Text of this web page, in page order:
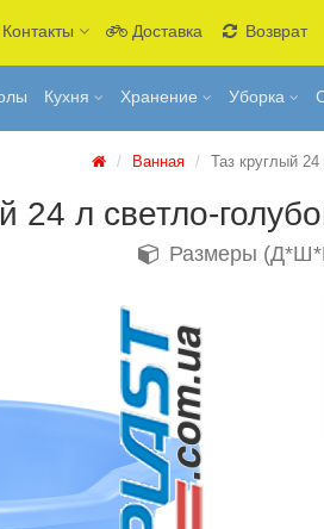
Контакты Доставка Возврат
Кухня Хранение Уборка
Ванная Таз круглый
24 л светло-
Размеры